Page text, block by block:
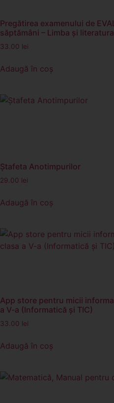
Pregătirea examenului de
săptămâni – Limba şi
33.00 lei
Adaugă în coș
Ştafeta Anotimpurilor
29.00 lei
Adaugă în coș
App store pentru micii
a V-a (Informatică și TIC)
33.00 lei
Adaugă în coș